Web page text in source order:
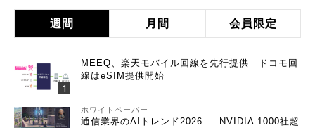
週間 月間 会員限定
MEEQ、楽天モバイル回線を先行提供 ドコモ回
線はeSIM提供開始
ホワイトペーパー
通信業界のAIトレンド2026 ― NVIDIA 1000社超